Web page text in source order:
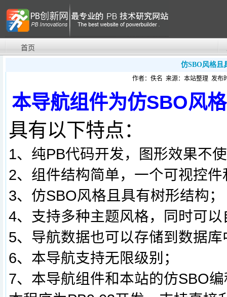
首页
仿SBO风格且
作者：佚名 来源：本站整理 发布
本导航组件为仿SBO风
具有以下特点：
1、纯PB代码开发，图形效果不
2、组件结构简单，一个可视控
3、仿SBO风格且具有树形结构；
4、支持多种主题风格，同时可
5、导航数据也可以存储到数据
6、本导航支持无限级别；
7、本导航组件和本站的仿SBO